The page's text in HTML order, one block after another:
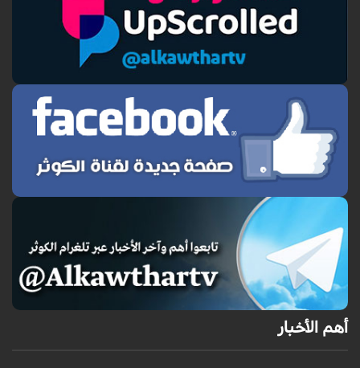
أهم الأخبار